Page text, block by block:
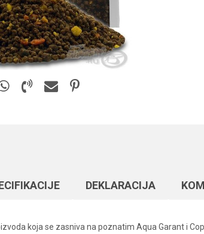
DEKLARACIJA
koja se zasniva na poznatim Aqua Garant i